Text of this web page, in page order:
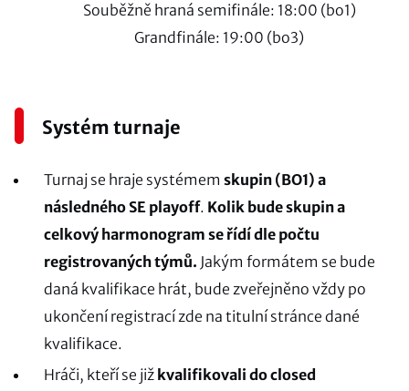
Souběžně hraná semifinále: 18:00 (bo1)
Grandfinále: 19:00 (bo3)
Systém turnaje
Turnaj se hraje systémem skupin (BO1) a
následného SE playoff. Kolik bude skupin a
celkový harmonogram se řídí dle počtu
registrovaných týmů. Jakým formátem se bude
daná kvalifikace hrát, bude zveřejněno vždy po
ukončení registrací zde na titulní stránce dané
kvalifikace.
Hráči, kteří se již kvalifikovali do closed